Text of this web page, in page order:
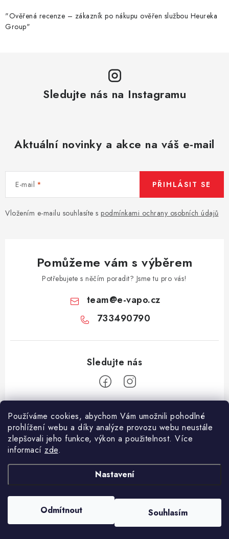
Používáme cookies, abychom Vám umožnili pohodlné
prohlížení webu a díky analýze provozu webu neustále
zlepšovali jeho funkce, výkon a použitelnost. Více
informací zde.
Nastavení
Odmítnout Souhlasím
"Ověřená recenze – zákazník po nákupu ověřen službou Heureka
Group"
Sledujte nás na Instagramu
Aktuální novinky a akce na váš e-mail
E-mail
Vložením e-mailu souhlasíte s podmínkami ochrany osobních údajů
PŘIHLÁSIT SE
Pomůžeme vám s výběrem
Potřebujete s něčím poradit? Jsme tu pro vás!
team@e-vapo.cz
733490790
Z
Facebook
Jak reklamovat či vrátit zboží
cookies